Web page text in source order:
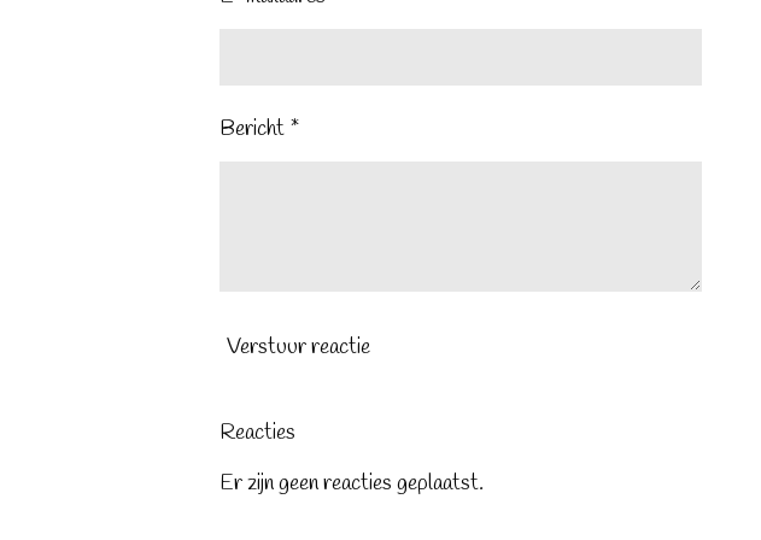
Bericht *
Verstuur reactie
Reacties
Er zijn geen reacties geplaatst.